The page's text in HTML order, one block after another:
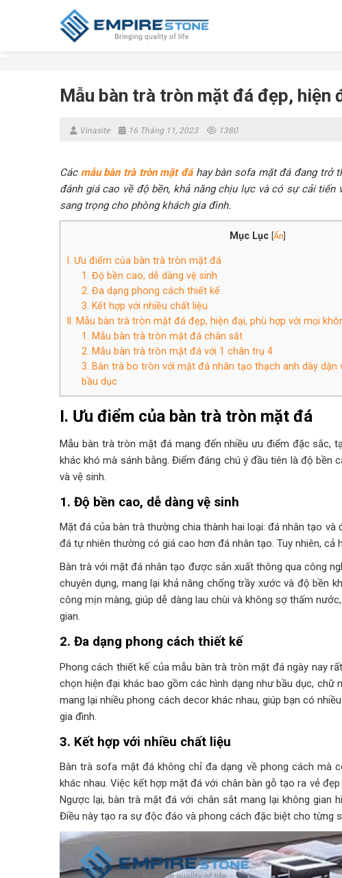
Mẫu bàn trà tròn mặt đá đẹp, hiện
Vinasite 16 Tháng 11, 2023 1380
Các mẫu bàn trà tròn mặt đá hay bàn sofa mặt đá đang trở
đánh giá cao về độ bền, khả năng chịu lực và có sự cải
sang trọng cho phòng khách gia đình.
Mục Lục [Ẩn]
I. Ưu điểm của bàn trà tròn mặt đá
1. Độ bền cao, dễ dàng vệ sinh
2. Đa dạng phong cách thiết kế
3. Kết hợp với nhiều chất liệu
II. Mẫu bàn trà tròn mặt đá đẹp, hiện đại, phù hợp với mọi
1. Mẫu bàn trà tròn mặt đá chân sắt
2. Mẫu bàn trà tròn mặt đá với 1 chân trụ 4
3. Bàn trà bo tròn với mặt đá nhân tạo thạch anh dày dặn
bầu dục
I. Ưu điểm của bàn trà tròn mặt đá
Mẫu bàn trà tròn mặt đá mang đến nhiều ưu điểm đặc sắc,
khác khó mà sánh bằng. Điểm đáng chú ý đầu tiên là độ bền
và vệ sinh.
1. Độ bền cao, dễ dàng vệ sinh
Mặt đá của bàn trà thường chia thành hai loại: đá nhân tạo và
đá tự nhiên thường có giá cao hơn đá nhân tạo. Tuy nhiên,
Bàn trà với mặt đá nhân tạo được sản xuất thông qua công
chuyên dụng, mang lại khả năng chống trầy xước và độ bền
công mịn màng, giúp dễ dàng lau chùi và không sợ thấm
gian.
2. Đa dạng phong cách thiết kế
Phong cách thiết kế của mẫu bàn trà tròn mặt đá ngày nay
chọn hiện đại khác bao gồm các hình dạng như bầu dục, chữ
mang lại nhiều phong cách decor khác nhau, giúp bạn có
gia đình.
3. Kết hợp với nhiều chất liệu
Bàn trà sofa mặt đá không chỉ đa dạng về phong cách mà
khác nhau. Việc kết hợp mặt đá với chân bàn gỗ tạo ra vẻ
Ngược lại, bàn trà mặt đá với chân sắt mang lại không gian
Điều này tạo ra sự độc đáo và phong cách đặc biệt cho từng